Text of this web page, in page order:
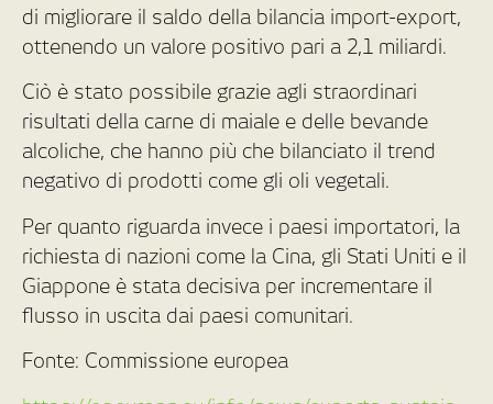
di migliorare il saldo della bilancia import-export,
ottenendo un valore positivo pari a 2,1 miliardi.
Ciò è stato possibile grazie agli straordinari
risultati della carne di maiale e delle bevande
alcoliche, che hanno più che bilanciato il trend
negativo di prodotti come gli oli vegetali.
Per quanto riguarda invece i paesi importatori, la
richiesta di nazioni come la Cina, gli Stati Uniti e il
Giappone è stata decisiva per incrementare il
flusso in uscita dai paesi comunitari.
Fonte: Commissione europea